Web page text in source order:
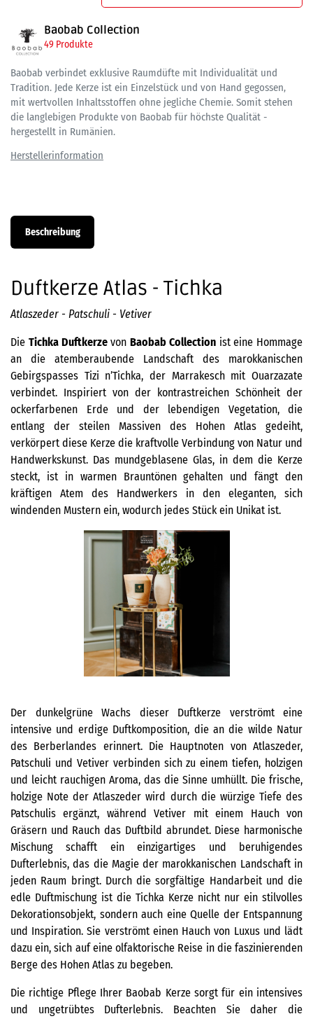
Baobab Collection
49 Produkte
Baobab verbindet exklusive Raumdüfte mit Individualität und
Tradition. Jede Kerze ist ein Einzelstück und von Hand gegossen,
mit wertvollen Inhaltsstoffen ohne jegliche Chemie. Somit stehen
die langlebigen Produkte von Baobab für höchste Qualität -
hergestellt in Rumänien.
Beschreibung
Duftkerze Atlas - Tichka
Atlaszeder - Patschuli - Vetiver
Die Tichka Duftkerzevon Baobab Collectionist eine Hommage
an die atemberaubende Landschaft des marokkanischen
Gebirgspasses Tizi n’Tichka, der Marrakesch mit Ouarzazate
verbindet. Inspiriert von der kontrastreichen Schönheit der
ockerfarbenen Erde und der lebendigen Vegetation, die
entlang der steilen Massiven des Hohen Atlas gedeiht,
verkörpert diese Kerze die kraftvolle Verbindung von Natur und
Handwerkskunst. Das mundgeblasene Glas, in dem die Kerze
steckt, ist in warmen Brauntönen gehalten und fängt den
kräftigen Atem des Handwerkers in den eleganten, sich
windenden Mustern ein, wodurch jedes Stück ein Unikat ist.
Der dunkelgrüne Wachs dieser Duftkerze verströmt eine
intensive und erdige Duftkomposition, die an die wilde Natur
des Berberlandes erinnert. Die Hauptnoten von Atlaszeder,
Patschuli und Vetiver verbinden sich zu einem tiefen, holzigen
und leicht rauchigen Aroma, das die Sinne umhüllt. Die frische,
holzige Note der Atlaszeder wird durch die würzige Tiefe des
Patschulis ergänzt, während Vetiver mit einem Hauch von
Gräsern und Rauch das Duftbild abrundet. Diese harmonische
Mischung schafft ein einzigartiges und beruhigendes
Dufterlebnis, das die Magie der marokkanischen Landschaft in
jeden Raum bringt. Durch die sorgfältige Handarbeit und die
edle Duftmischung ist die Tichka Kerze nicht nur ein stilvolles
Dekorationsobjekt, sondern auch eine Quelle der Entspannung
und Inspiration. Sie verströmt einen Hauch von Luxus und lädt
dazu ein, sich auf eine olfaktorische Reise in die faszinierenden
Berge des Hohen Atlas zu begeben.
Die richtige Pflege Ihrer Baobab Kerze sorgt für ein intensives
und ungetrübtes Dufterlebnis. Beachten Sie daher die